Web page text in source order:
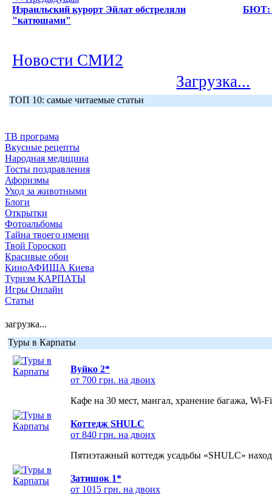
Израильский курорт Эйлат обстреляли
"катюшами"
БЮТ:
Новости СМИ2
Загрузка...
ТОП 10: самые читаемые статьи
ТВ програма
Вкусные рецепты
Народная медицина
Тосты поздравления
Афоризмы
Уход за животными
Блоги
Открытки
Фотоальбомы
Тайна твоего имени
Твой Гороскоп
Красивые обои
КиноАФИША Киева
Туризм КАРПАТЫ
Игры Онлайн
Статьи
загрузка...
Туры в Карпаты
Вуйко 2*
от 700 грн. на двоих
Кафе на 30 мест, мангал, хранение багажа, Wi-
Коттедж SHULC
от 840 грн. на двоих
Пятиэтажный коттедж усадьбы «SHULC»
Затишок 1*
от 1015 грн. на двоих